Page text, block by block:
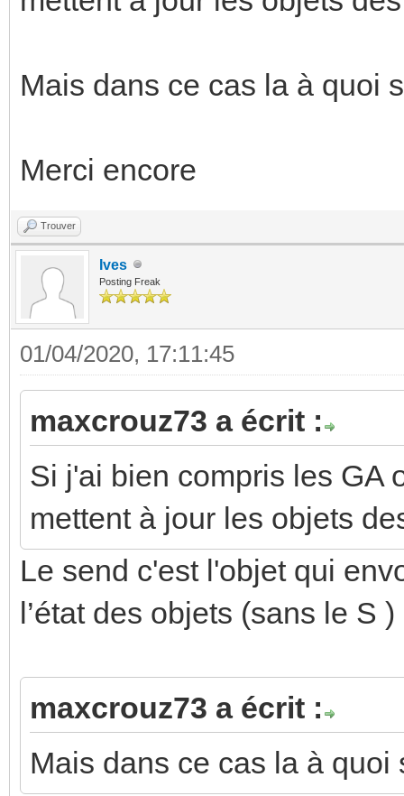
Mais dans ce cas la à quoi
Merci encore
Trouver
Ives
Posting Freak
01/04/2020, 17:11:45
maxcrouz73 a écrit :
Si j'ai bien compris les GA
mettent à jour les objets
Le send c'est l'objet qui
l’état des objets (sans le S
maxcrouz73 a écrit :
Mais dans ce cas la à